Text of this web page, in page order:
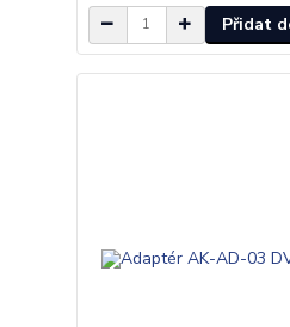
Přidat